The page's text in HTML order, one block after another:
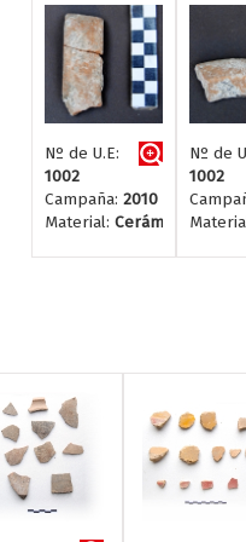
Nº de U.E:
1002
Campaña:2010
Material:Cerámica
Nº de
1002